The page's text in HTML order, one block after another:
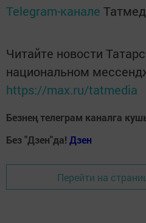
Telegram-канале
Читайте новости
национальном
https://max.ru/tatmedia
Безнең телеграм каналга
Без "Дзен"да! Дзен
Перейти на